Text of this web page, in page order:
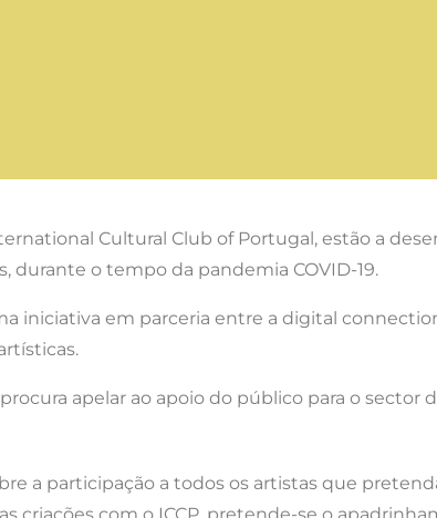
Cultural Club of Portugal, estão a
durante o tempo da pandemia COVID-19.
iniciativa em parceria entre a digital
apelar ao apoio do público para o
a participação a todos os artistas que